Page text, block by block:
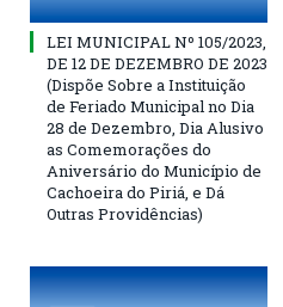
LEI MUNICIPAL Nº 105/2023,
DE 12 DE DEZEMBRO DE 2023
(Dispõe Sobre a Instituição
de Feriado Municipal no Dia
28 de Dezembro, Dia Alusivo
as Comemorações do
Aniversário do Município de
Cachoeira do Piriá, e Dá
Outras Providências)